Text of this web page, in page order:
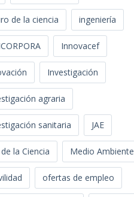
de la ciencia ingeniería
Innovacef
Investigación
agraria
sanitaria JAE
la Ciencia Medio Ambiente
ofertas de empleo